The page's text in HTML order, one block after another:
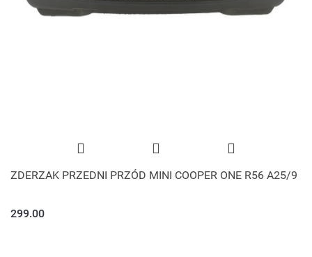
ZDERZAK PRZEDNI PRZÓD MINI COOPER ONE R56 A25/9
299.00